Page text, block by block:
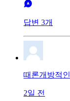
답변 3개
때론개방적
2일 전